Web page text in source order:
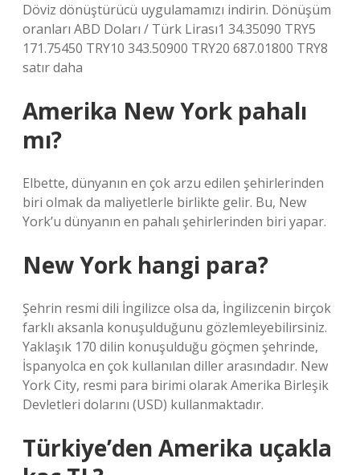
Döviz dönüştürücü uygulamamızı indirin. Dönüşüm
oranları ABD Doları / Türk Lirası1 34.35090 TRY5
171.75450 TRY10 343.50900 TRY20 687.01800 TRY8
satır daha
Amerika New York pahalı
mı?
Elbette, dünyanın en çok arzu edilen şehirlerinden
biri olmak da maliyetlerle birlikte gelir. Bu, New
York’u dünyanın en pahalı şehirlerinden biri yapar.
New York hangi para?
Şehrin resmi dili İngilizce olsa da, İngilizcenin birçok
farklı aksanla konuşulduğunu gözlemleyebilirsiniz.
Yaklaşık 170 dilin konuşulduğu göçmen şehrinde,
İspanyolca en çok kullanılan diller arasındadır. New
York City, resmi para birimi olarak Amerika Birleşik
Devletleri dolarını (USD) kullanmaktadır.
Türkiye’den Amerika uçakla